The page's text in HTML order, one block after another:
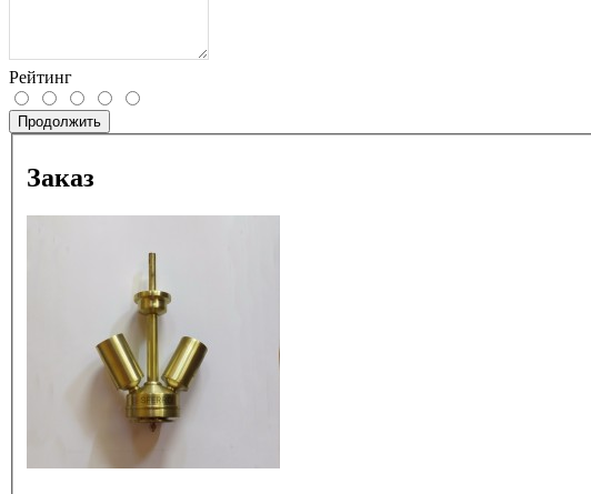
Рейтинг
Продолжить
Заказ